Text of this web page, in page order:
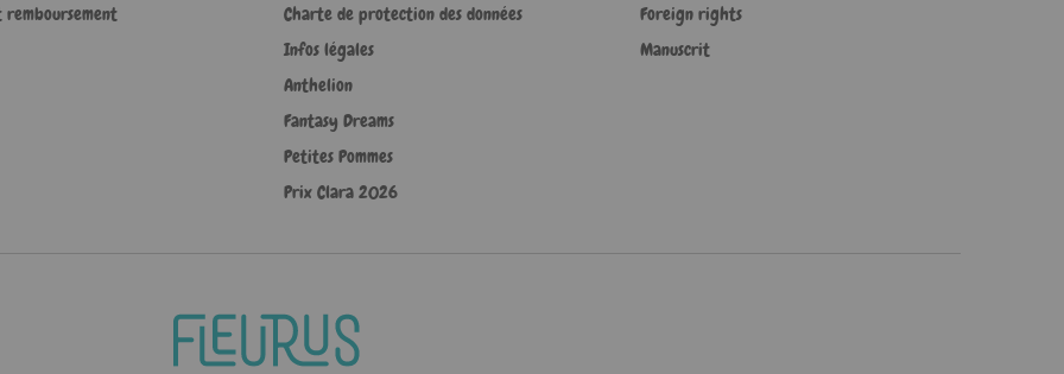
remboursement
Charte de protection des données
Infos légales
Anthelion
Fantasy Dreams
Petites Pommes
Prix Clara 2026
Foreign rights
Manuscrit